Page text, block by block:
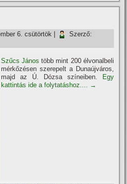
6. csütörtök
Szerző:
Szűcs János több mint 200 élvonalbeli
mérkőzésen szerepelt a Dunaújváros,
majd az Ú. Dózsa szí­neiben.
Egy
kattintás ide a folytatáshoz.... →